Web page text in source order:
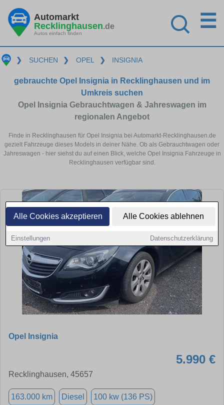
Alle Cookies akzeptieren Alle Cookies ablehnen
Einstellungen Datenschutzerklärung
Automarkt
Recklinghausen.de
Autos einfach finden
☰
❯ SUCHEN ❯ OPEL ❯ INSIGNIA
gebrauchte Opel Insignia in Recklinghausen und im
Umkreis suchen
Opel Insignia Gebrauchtwagen & Jahreswagen im
regionalen Angebot
Finde in Recklinghausen für Opel Insignia bei Automarkt-Recklinghausen.de
gezielt Fahrzeuge dieses Models in deiner Nähe. Ob als Gebrauchtwagen oder
Jahreswagen - hier siehst du auf einen Blick, welche Opel Insignia Fahrzeuge in
Recklinghausen verfügbar sind.
Opel Insignia
5.990 €
Recklinghausen, 45657
163.000 km Diesel 100 kw (136 PS)